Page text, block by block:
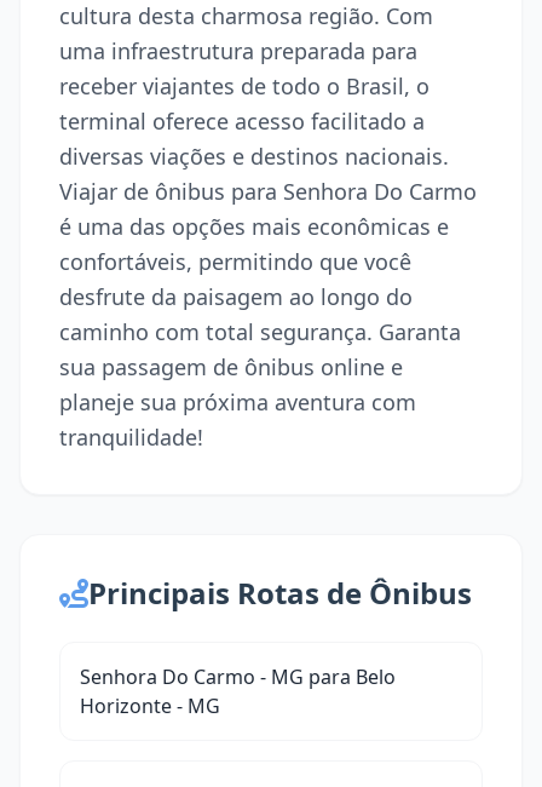
cultura desta charmosa região. Com
uma infraestrutura preparada para
receber viajantes de todo o Brasil, o
terminal oferece acesso facilitado a
diversas viações e destinos nacionais.
Viajar de ônibus para Senhora Do Carmo
é uma das opções mais econômicas e
confortáveis, permitindo que você
desfrute da paisagem ao longo do
caminho com total segurança. Garanta
sua passagem de ônibus online e
planeje sua próxima aventura com
tranquilidade!
Principais Rotas de Ônibus
Senhora Do Carmo - MG para Belo
Horizonte - MG